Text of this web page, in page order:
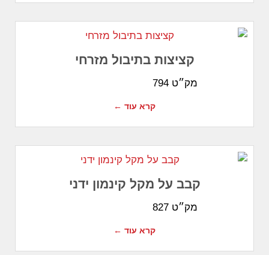
קציצות בתיבול מזרחי
מק״ט 794
קרא עוד ←
קבב על מקל קינמון ידני
מק״ט 827
קרא עוד ←